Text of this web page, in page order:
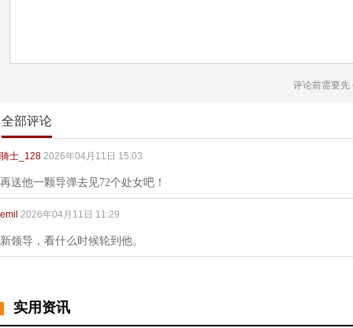
评论前需要先
全部评论
骑士_128 2026年04月11日 15:03
再送他一颗导弹去见72个处女吧！
emil 2026年04月11日 11:29
新领导，看什么时候轮到他。
实用资讯